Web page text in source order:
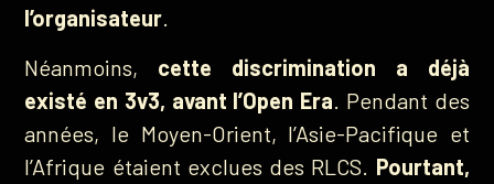
l’organisateur.
Néanmoins, cette discrimination a déjà
existé en 3v3, avant l’Open Era . Pendant des
années, le Moyen-Orient, l’Asie-Pacifique et
l’Afrique étaient exclues des RLCS. Pourtant,